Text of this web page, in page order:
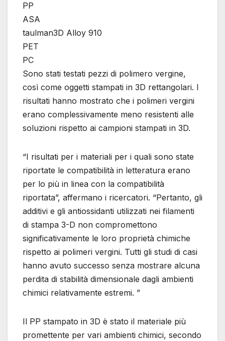
PP
ASA
taulman3D Alloy 910
PET
PC
Sono stati testati pezzi di polimero vergine,
così come oggetti stampati in 3D rettangolari. I
risultati hanno mostrato che i polimeri vergini
erano complessivamente meno resistenti alle
soluzioni rispetto ai campioni stampati in 3D.
“I risultati per i materiali per i quali sono state
riportate le compatibilità in letteratura erano
per lo più in linea con la compatibilità
riportata”, affermano i ricercatori. “Pertanto, gli
additivi e gli antiossidanti utilizzati nei filamenti
di stampa 3-D non compromettono
significativamente le loro proprietà chimiche
rispetto ai polimeri vergini. Tutti gli studi di casi
hanno avuto successo senza mostrare alcuna
perdita di stabilità dimensionale dagli ambienti
chimici relativamente estremi. ”
Il PP stampato in 3D è stato il materiale più
promettente per vari ambienti chimici, secondo